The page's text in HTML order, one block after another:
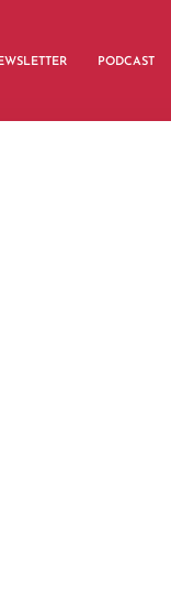
PODCAST